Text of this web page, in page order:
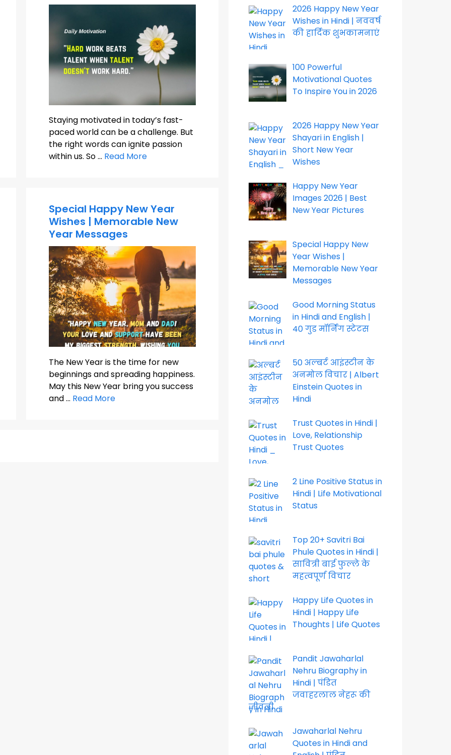
Staying motivated in today’s fast-
paced world can be a challenge. But
the right words can ignite passion
within us. So … Read More
Special Happy New Year
Wishes | Memorable New
Year Messages
The New Year is the time for new
beginnings and spreading happiness.
May this New Year bring you success
and … Read More
2026 Happy New Year
Wishes in Hindi | नववर्ष
की हार्दिक शुभकामनाएं
100 Powerful
Motivational Quotes
To Inspire You in 2026
2026 Happy New Year
Shayari in English |
Short New Year
Wishes
Happy New Year
Images 2026 | Best
New Year Pictures
Special Happy New
Year Wishes |
Memorable New Year
Messages
Good Morning Status
in Hindi and English |
40 गुड मॉर्निंग स्टेटस
50 अल्बर्ट आइंस्टीन के
अनमोल विचार | Albert
Einstein Quotes in
Hindi
Trust Quotes in Hindi |
Love, Relationship
Trust Quotes
2 Line Positive Status in
Hindi | Life Motivational
Status
Top 20+ Savitri Bai
Phule Quotes in Hindi |
सावित्री बाई फुल्ले के
महत्वपूर्ण विचार
Happy Life Quotes in
Hindi | Happy Life
Thoughts | Life Quotes
Pandit Jawaharlal
Nehru Biography in
Hindi | पंडित
जवाहरलाल नेहरू की
जीवनी
Jawaharlal Nehru
Quotes in Hindi and